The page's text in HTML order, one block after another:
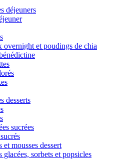
déjeuners
overnight et poudings de chia
desserts
sucrées
et mousses dessert
glacées, sorbets et popsicles